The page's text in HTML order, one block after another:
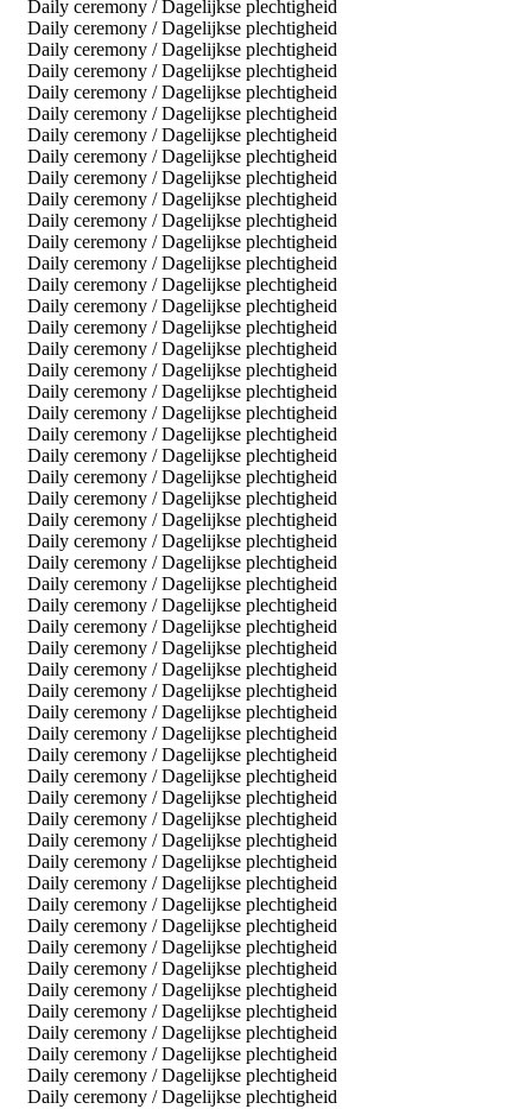
Daily ceremony / Dagelijkse plechtigheid
Daily ceremony / Dagelijkse plechtigheid
Daily ceremony / Dagelijkse plechtigheid
Daily ceremony / Dagelijkse plechtigheid
Daily ceremony / Dagelijkse plechtigheid
Daily ceremony / Dagelijkse plechtigheid
Daily ceremony / Dagelijkse plechtigheid
Daily ceremony / Dagelijkse plechtigheid
Daily ceremony / Dagelijkse plechtigheid
Daily ceremony / Dagelijkse plechtigheid
Daily ceremony / Dagelijkse plechtigheid
Daily ceremony / Dagelijkse plechtigheid
Daily ceremony / Dagelijkse plechtigheid
Daily ceremony / Dagelijkse plechtigheid
Daily ceremony / Dagelijkse plechtigheid
Daily ceremony / Dagelijkse plechtigheid
Daily ceremony / Dagelijkse plechtigheid
Daily ceremony / Dagelijkse plechtigheid
Daily ceremony / Dagelijkse plechtigheid
Daily ceremony / Dagelijkse plechtigheid
Daily ceremony / Dagelijkse plechtigheid
Daily ceremony / Dagelijkse plechtigheid
Daily ceremony / Dagelijkse plechtigheid
Daily ceremony / Dagelijkse plechtigheid
Daily ceremony / Dagelijkse plechtigheid
Daily ceremony / Dagelijkse plechtigheid
Daily ceremony / Dagelijkse plechtigheid
Daily ceremony / Dagelijkse plechtigheid
Daily ceremony / Dagelijkse plechtigheid
Daily ceremony / Dagelijkse plechtigheid
Daily ceremony / Dagelijkse plechtigheid
Daily ceremony / Dagelijkse plechtigheid
Daily ceremony / Dagelijkse plechtigheid
Daily ceremony / Dagelijkse plechtigheid
Daily ceremony / Dagelijkse plechtigheid
Daily ceremony / Dagelijkse plechtigheid
Daily ceremony / Dagelijkse plechtigheid
Daily ceremony / Dagelijkse plechtigheid
Daily ceremony / Dagelijkse plechtigheid
Daily ceremony / Dagelijkse plechtigheid
Daily ceremony / Dagelijkse plechtigheid
Daily ceremony / Dagelijkse plechtigheid
Daily ceremony / Dagelijkse plechtigheid
Daily ceremony / Dagelijkse plechtigheid
Daily ceremony / Dagelijkse plechtigheid
Daily ceremony / Dagelijkse plechtigheid
Daily ceremony / Dagelijkse plechtigheid
Daily ceremony / Dagelijkse plechtigheid
Daily ceremony / Dagelijkse plechtigheid
Daily ceremony / Dagelijkse plechtigheid
Daily ceremony / Dagelijkse plechtigheid
Daily ceremony / Dagelijkse plechtigheid